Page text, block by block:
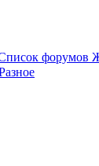
форумов